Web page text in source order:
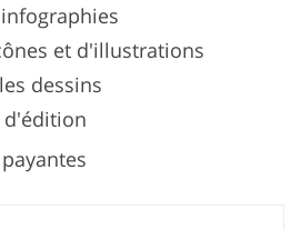
et d'illustrations
dessins
d'édition